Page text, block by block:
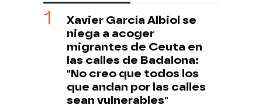
Xavier García Albiol se
niega a acoger
migrantes de Ceuta en
las calles de Badalona:
"No creo que todos los
que andan por las calles
sean vulnerables"